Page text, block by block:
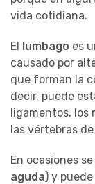
vida cotidiana.
El lumbago es
causado por
que forman la
decir, puede
ligamentos, los
las vértebras
En ocasiones
aguda) y